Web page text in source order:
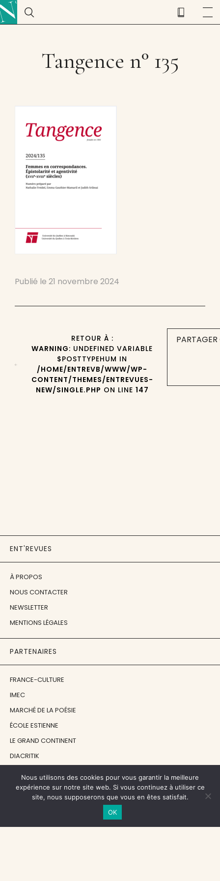
Tangence n° 135
Publié le 21 novembre 2024
RETOUR À :
WARNING: UNDEFINED VARIABLE
$POSTTYPEHUM IN
/HOME/ENTREVB/WWW/WP-
CONTENT/THEMES/ENTREVUES-
NEW/SINGLE.PHP ON LINE 147
ENT'REVUES
À PROPOS
NOUS CONTACTER
NEWSLETTER
MENTIONS LÉGALES
PARTENAIRES
FRANCE-CULTURE
IMEC
MARCHÉ DE LA POÉSIE
ÉCOLE ESTIENNE
LE GRAND CONTINENT
DIACRITIK
NOS SOUTIENS
CENTRE NATIONAL DU LIVRE
Nous utilisons des cookies pour vous garantir la meilleure
expérience sur notre site web. Si vous continuez à utiliser ce
site, nous supposerons que vous en êtes satisfait.
OK